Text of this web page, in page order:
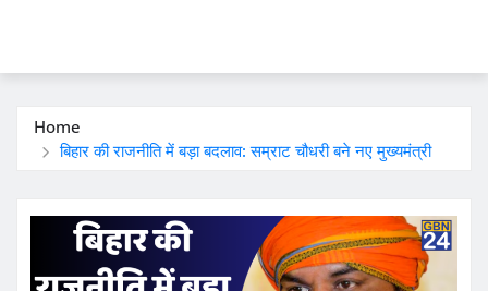
Home
बिहार की राजनीति में बड़ा बदलाव: सम्राट चौधरी बने नए मुख्यमंत्री